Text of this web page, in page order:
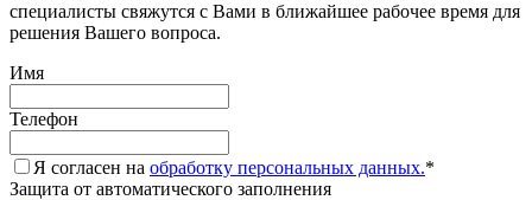
специалисты свяжутся с Вами в ближайшее рабочее время для
решения Вашего вопроса.
Имя
Телефон
Я согласен на обработку персональных данных.*
Защита от автоматического заполнения